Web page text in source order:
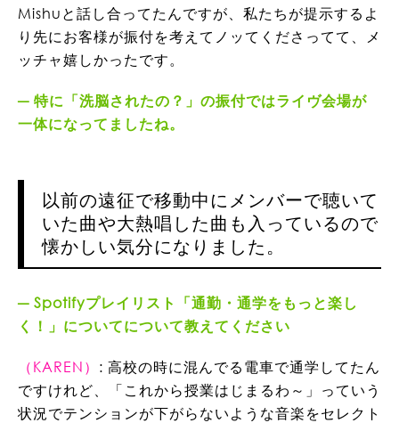
Mishuと話し合ってたんですが、私たちが提示するよ
り先にお客様が振付を考えてノッてくださってて、メ
ッチャ嬉しかったです。
特に「洗脳されたの？」の振付ではライヴ会場が
一体になってましたね。
以前の遠征で移動中にメンバーで聴いて
いた曲や大熱唱した曲も入っているので
懐かしい気分になりました。
Spotifyプレイリスト「通勤・通学をもっと楽し
く！」についてについて教えてください
（KAREN） : 高校の時に混んでる電車で通学してたん
ですけれど、「これから授業はじまるわ～」っていう
状況でテンションが下がらないような音楽をセレクト